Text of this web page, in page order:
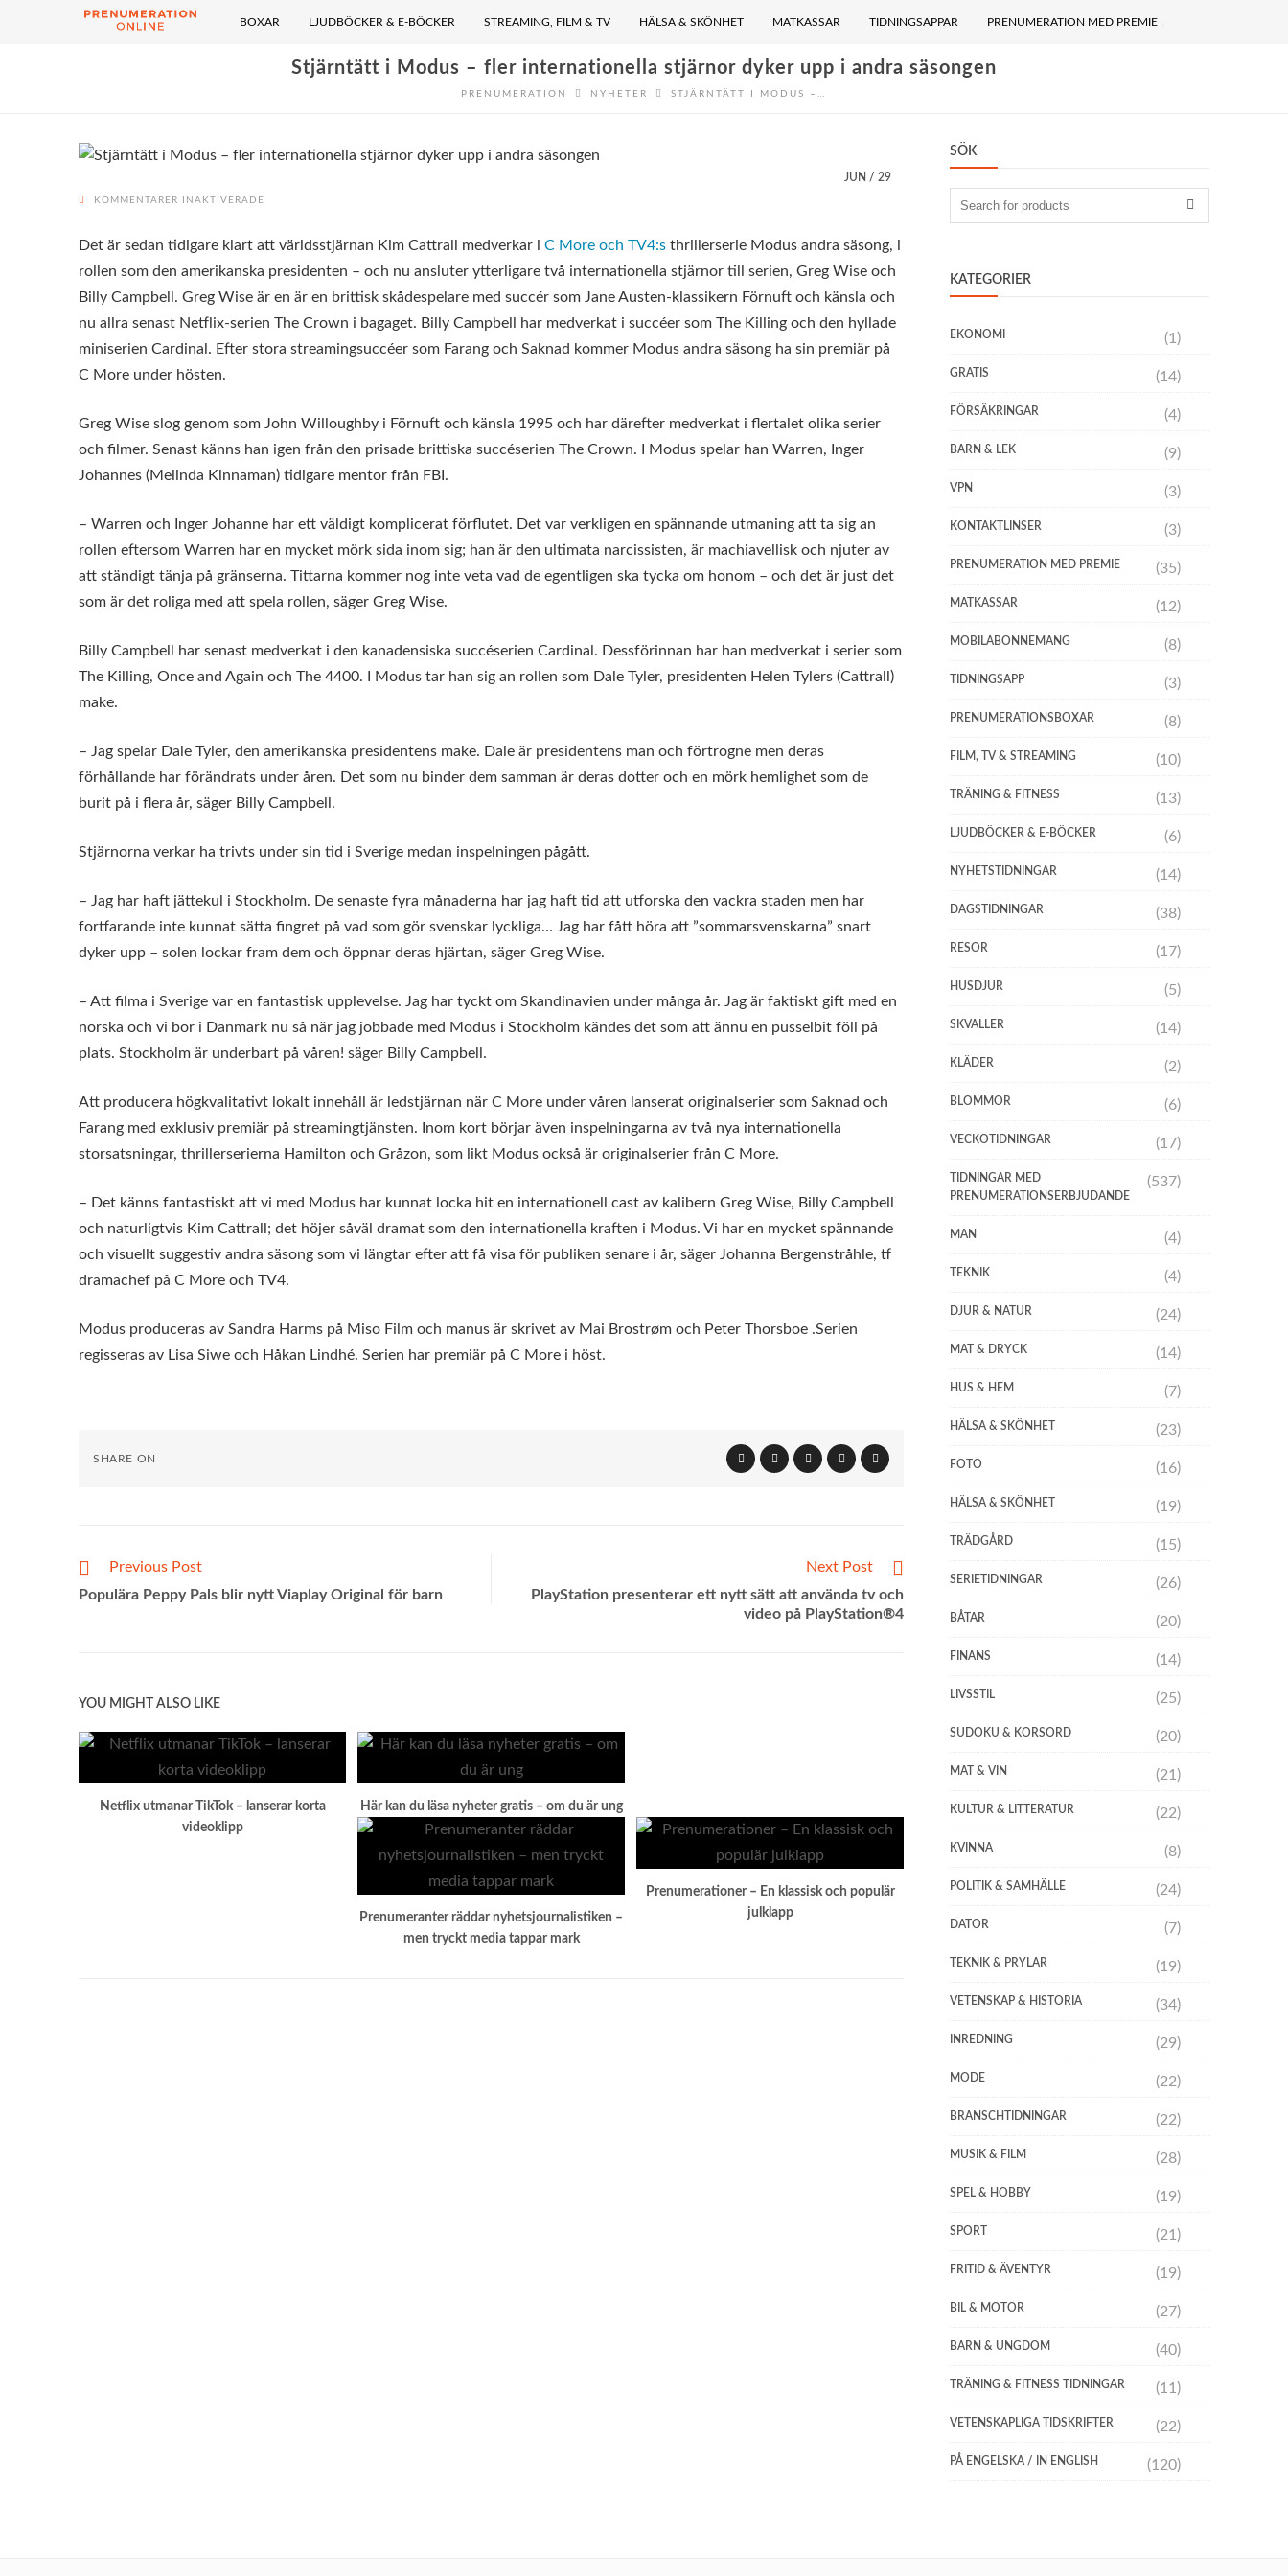
BOXAR LJUDBÖCKER & E-BÖCKER STREAMING, FILM & TV HÄLSA & SKÖNHET MATKASSAR TIDNINGSAPPAR PRENUMERATION MED PREMIE
Stjärntätt i Modus – fler internationella stjärnor dyker upp i andra säsongen
PRENUMERATION NYHETER STJÄRNTÄTT I MODUS –…
JUN /29
KOMMENTARER INAKTIVERADE
–
FLER
STJÄRNOR
DYKER
I
ANDRA
Det är sedan tidigare klart att världsstjärnan Kim Cattrall medverkar i C More och TV4:s thrillerserie Modus andra säsong, i
rollen som den amerikanska presidenten – och nu ansluter ytterligare två internationella stjärnor till serien, Greg Wise och
Billy Campbell. Greg Wise är en är en brittisk skådespelare med succér som Jane Austen-klassikern Förnuft och känsla och
nu allra senast Netflix-serien The Crown i bagaget. Billy Campbell har medverkat i succéer som The Killing och den hyllade
miniserien Cardinal. Efter stora streamingsuccéer som Farang och Saknad kommer Modus andra säsong ha sin premiär på
C More under hösten.
Greg Wise slog genom som John Willoughby i Förnuft och känsla 1995 och har därefter medverkat i flertalet olika serier
och filmer. Senast känns han igen från den prisade brittiska succéserien The Crown. I Modus spelar han Warren, Inger
Johannes (Melinda Kinnaman) tidigare mentor från FBI.
– Warren och Inger Johanne har ett väldigt komplicerat förflutet. Det var verkligen en spännande utmaning att ta sig an
rollen eftersom Warren har en mycket mörk sida inom sig; han är den ultimata narcissisten, är machiavellisk och njuter av
att ständigt tänja på gränserna. Tittarna kommer nog inte veta vad de egentligen ska tycka om honom – och det är just det
som är det roliga med att spela rollen, säger Greg Wise.
Billy Campbell har senast medverkat i den kanadensiska succéserien Cardinal. Dessförinnan har han medverkat i serier som
The Killing, Once and Again och The 4400. I Modus tar han sig an rollen som Dale Tyler, presidenten Helen Tylers (Cattrall)
make.
– Jag spelar Dale Tyler, den amerikanska presidentens make. Dale är presidentens man och förtrogne men deras
förhållande har förändrats under åren. Det som nu binder dem samman är deras dotter och en mörk hemlighet som de
burit på i flera år, säger Billy Campbell.
Stjärnorna verkar ha trivts under sin tid i Sverige medan inspelningen pågått.
– Jag har haft jättekul i Stockholm. De senaste fyra månaderna har jag haft tid att utforska den vackra staden men har
fortfarande inte kunnat sätta fingret på vad som gör svenskar lyckliga… Jag har fått höra att ”sommarsvenskarna” snart
dyker upp – solen lockar fram dem och öppnar deras hjärtan, säger Greg Wise.
– Att filma i Sverige var en fantastisk upplevelse. Jag har tyckt om Skandinavien under många år. Jag är faktiskt gift med en
norska och vi bor i Danmark nu så när jag jobbade med Modus i Stockholm kändes det som att ännu en pusselbit föll på
plats. Stockholm är underbart på våren! säger Billy Campbell.
Att producera högkvalitativt lokalt innehåll är ledstjärnan när C More under våren lanserat originalserier som Saknad och
Farang med exklusiv premiär på streamingtjänsten. Inom kort börjar även inspelningarna av två nya internationella
storsatsningar, thrillerserierna Hamilton och Gråzon, som likt Modus också är originalserier från C More.
– Det känns fantastiskt att vi med Modus har kunnat locka hit en internationell cast av kalibern Greg Wise, Billy Campbell
och naturligtvis Kim Cattrall; det höjer såväl dramat som den internationella kraften i Modus. Vi har en mycket spännande
och visuellt suggestiv andra säsong som vi längtar efter att få visa för publiken senare i år, säger Johanna Bergenstråhle, tf
dramachef på C More och TV4.
Modus produceras av Sandra Harms på Miso Film och manus är skrivet av Mai Brostrøm och Peter Thorsboe .Serien
regisseras av Lisa Siwe och Håkan Lindhé. Serien har premiär på C More i höst.
SHARE ON
Previous Post
Populära Peppy Pals blir nytt Viaplay Original för barn
Next Post
PlayStation presenterar ett nytt sätt att använda tv och
video på PlayStation®4
YOU MIGHT ALSO LIKE
Netflix utmanar TikTok – lanserar korta
videoklipp
Här kan du läsa nyheter gratis – om du är ung
Prenumeranter räddar nyhetsjournalistiken –
men tryckt media tappar mark
Prenumerationer – En klassisk och populär
julklapp
SÖK
Search
for:
KATEGORIER
EKONOMI (1)
GRATIS (14)
FÖRSÄKRINGAR (4)
BARN & LEK (9)
VPN (3)
KONTAKTLINSER (3)
PRENUMERATION MED PREMIE (35)
MATKASSAR (12)
MOBILABONNEMANG (8)
TIDNINGSAPP (3)
PRENUMERATIONSBOXAR (8)
FILM, TV & STREAMING (10)
TRÄNING & FITNESS (13)
LJUDBÖCKER & E-BÖCKER (6)
NYHETSTIDNINGAR (14)
DAGSTIDNINGAR (38)
RESOR (17)
HUSDJUR (5)
SKVALLER (14)
KLÄDER (2)
BLOMMOR (6)
VECKOTIDNINGAR (17)
TIDNINGAR MED
PRENUMERATIONSERBJUDANDE
(537)
MAN (4)
TEKNIK (4)
DJUR & NATUR (24)
MAT & DRYCK (14)
HUS & HEM (7)
HÄLSA & SKÖNHET (23)
FOTO (16)
HÄLSA & SKÖNHET (19)
TRÄDGÅRD (15)
SERIETIDNINGAR (26)
BÅTAR (20)
FINANS (14)
LIVSSTIL (25)
SUDOKU & KORSORD (20)
MAT & VIN (21)
KULTUR & LITTERATUR (22)
KVINNA (8)
POLITIK & SAMHÄLLE (24)
DATOR (7)
TEKNIK & PRYLAR (19)
VETENSKAP & HISTORIA (34)
INREDNING (29)
MODE (22)
BRANSCHTIDNINGAR (22)
MUSIK & FILM (28)
SPEL & HOBBY (19)
SPORT (21)
FRITID & ÄVENTYR (19)
BIL & MOTOR (27)
BARN & UNGDOM (40)
TRÄNING & FITNESS TIDNINGAR (11)
VETENSKAPLIGA TIDSKRIFTER (22)
PÅ ENGELSKA / IN ENGLISH (120)